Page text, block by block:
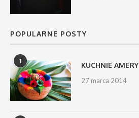
POPULARNE POSTY
1 KUCHNIE
27 marca 2014